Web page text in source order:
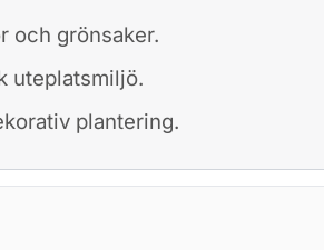
och grönsaker.
uteplatsmiljö.
plantering.